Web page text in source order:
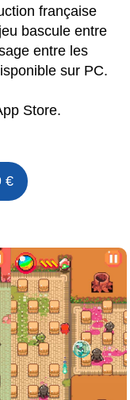
française
bascule entre
entre les
sur PC.
Store.
€